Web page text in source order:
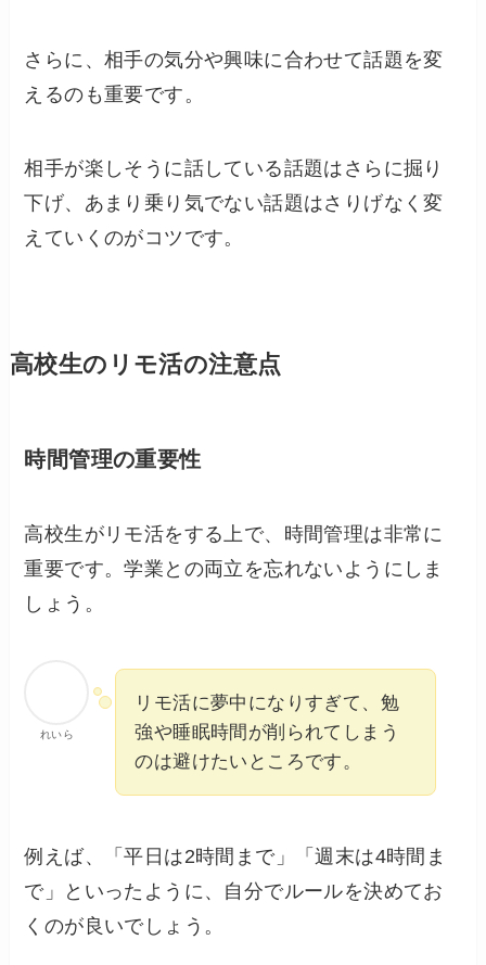
さらに、相手の気分や興味に合わせて話題を変
えるのも重要です。
相手が楽しそうに話している話題はさらに掘り
下げ、あまり乗り気でない話題はさりげなく変
えていくのがコツです。
高校生のリモ活の注意点
時間管理の重要性
高校生がリモ活をする上で、時間管理は非常に
重要です。学業との両立を忘れないようにしま
しょう。
れいら
リモ活に夢中になりすぎて、勉
強や睡眠時間が削られてしまう
のは避けたいところです。
例えば、「平日は2時間まで」「週末は4時間ま
で」といったように、自分でルールを決めてお
くのが良いでしょう。